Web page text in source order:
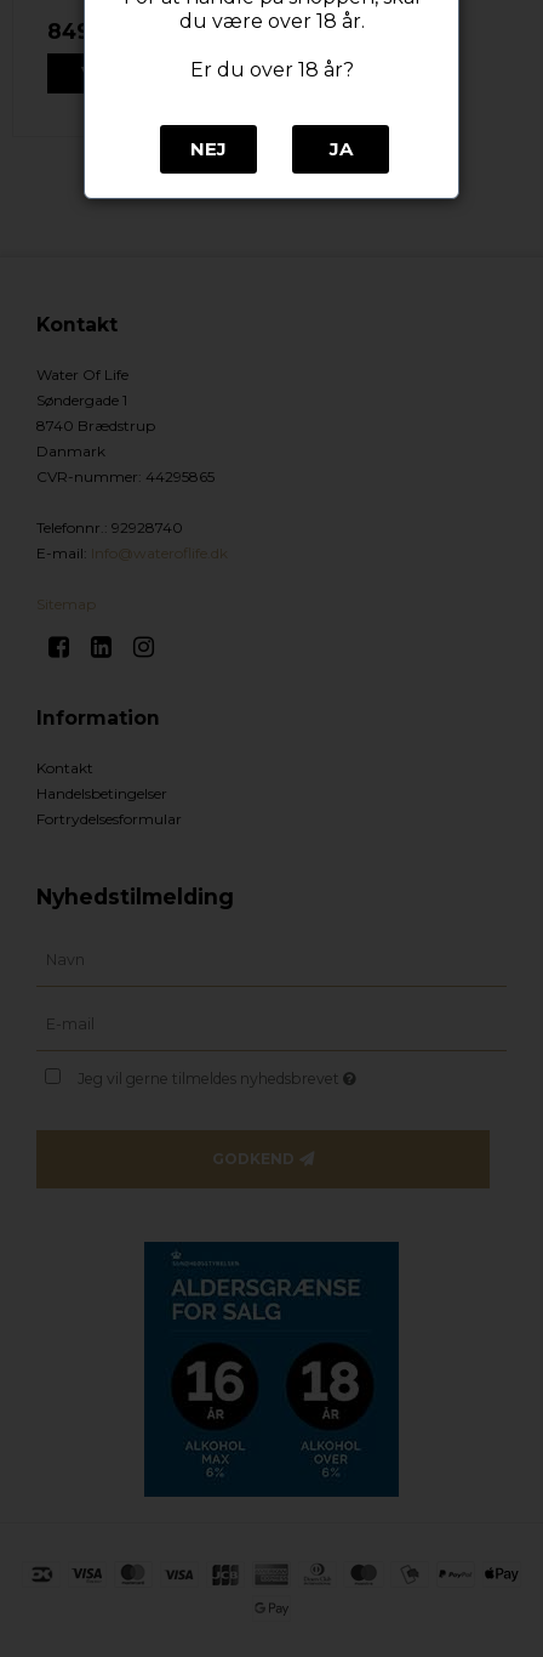
849,00 DKK
VIS PRODUKT
Kontakt
Water Of Life
Søndergade 1
8740 Brædstrup
Danmark
CVR-nummer: 44295865
Telefonnr. : 92928740
E-mail: Info@wateroflife.dk
Sitemap
Information
Kontakt
Handelsbetingelser
Fortrydelsesformular
Nyhedstilmelding
Jeg vil gerne tilmeldes nyhedsbrevet
GODKEND
du være over 18 år.
Er du over 18 år?
NEJ JA